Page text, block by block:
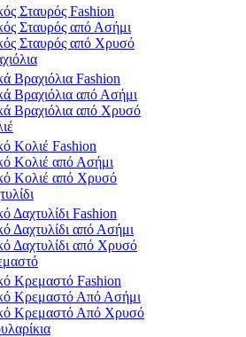
Σταυρός Fashion
Σταυρός από Ασήμι
Σταυρός από Χρυσό
Βραχιόλια Fashion
Βραχιόλια από Ασήμι
Βραχιόλια από Χρυσό
Κολιέ Fashion
Κολιέ από Ασήμι
Κολιέ από Χρυσό
Δαχτυλίδι Fashion
Δαχτυλίδι από Ασήμι
Δαχτυλίδι από Χρυσό
Κρεμαστό Fashion
Κρεμαστό Από Ασήμι
Κρεμαστό Από Χρυσό